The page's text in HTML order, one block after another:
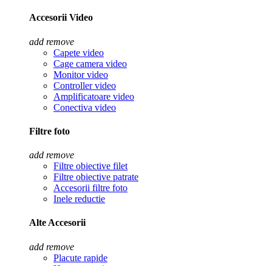
Accesorii Video
add remove
Capete video
Cage camera video
Monitor video
Controller video
Amplificatoare video
Conectiva video
Filtre foto
add remove
Filtre obiective filet
Filtre obiective patrate
Accesorii filtre foto
Inele reductie
Alte Accesorii
add remove
Placute rapide